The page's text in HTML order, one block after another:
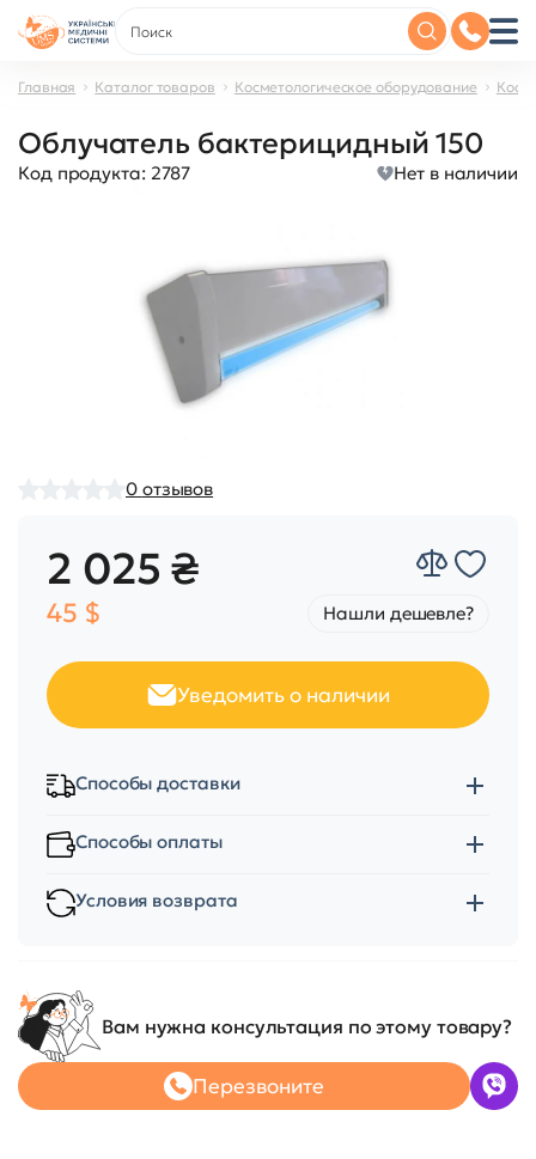
Главная Каталог товаров Косметологическое оборудование
Облучатель бактерицидный 150
Код продукта: 2787 Нет в наличии
0 отзывов
2 025 ₴
45 $ Нашли дешевле?
Уведомить о наличии
Способы доставки
Способы оплаты
Условия возврата
Вам нужна консультация по этому товару?
Перезвоните